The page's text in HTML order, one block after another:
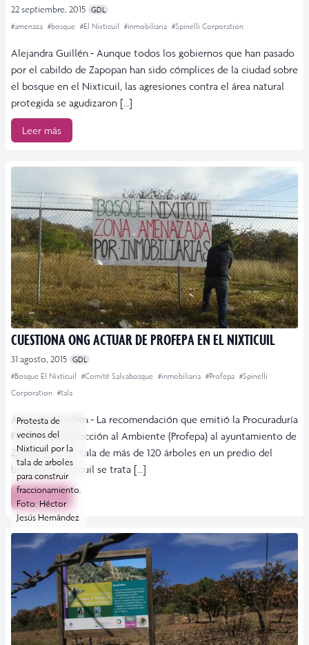
22 septiembre, 2015 GDL
#amenaza #bosque #El Nixticuil #inmobiliaria #Spinelli Corporation
Alejandra Guillén.- Aunque todos los gobiernos que han pasado
por el cabildo de Zapopan han sido cómplices de la ciudad sobre
el bosque en el Nixticuil, las agresiones contra el área natural
protegida se agudizaron […]
Leer más
CUESTIONA ONG ACTUAR DE PROFEPA EN EL NIXTICUIL
31 agosto, 2015 GDL
#Bosque El Nixticuil #Comité Salvabosque #inmobiliaria #Profepa #Spinelli
Corporation #tala
Alejandra Guillén.- La recomendación que emitió la Procuraduría
Federal de Protección al Ambiente (Profepa) al ayuntamiento de
Zapopan por la tala de más de 120 árboles en un predio del
bosque El Nixticuil se trata […]
Leer más
Protesta de
vecinos del
Nixticuil por la
tala de arboles
para construir
fraccionamiento.
Foto: Héctor
Jesús Hernández